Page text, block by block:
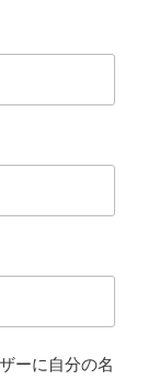
ーに自分の名